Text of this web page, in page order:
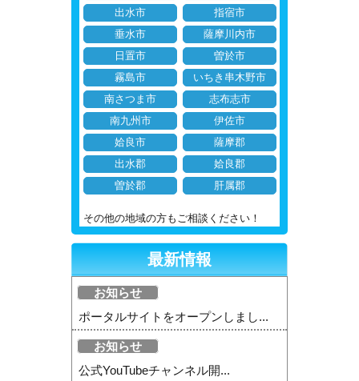
出水市
指宿市
垂水市
薩摩川内市
日置市
曽於市
霧島市
いちき串木野市
南さつま市
志布志市
南九州市
伊佐市
姶良市
薩摩郡
出水郡
姶良郡
曽於郡
肝属郡
その他の地域の方もご相談ください！
最新情報
お知らせ
ポータルサイトをオープンしまし...
お知らせ
公式YouTubeチャンネル開...